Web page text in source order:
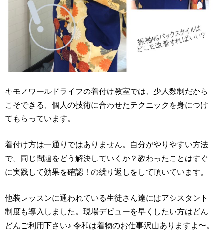
キモノワールドライフの着付け教室では、少人数制だから
こそできる、個人の技術に合わせたテクニックを身につけ
てもらっています。
着付け方は一通りではありません。自分がやりやすい方法
で、同じ問題をどう解決していくか？教わったことはすぐ
に実践して効果を確認！の繰り返しをして頂いています。
他装レッスンに通われている生徒さん達にはアシスタント
制度も導入しました。現場デビューを早くしたい方はどん
どんご利用下さい♪ 令和は着物のお仕事沢山ありますよ〜。